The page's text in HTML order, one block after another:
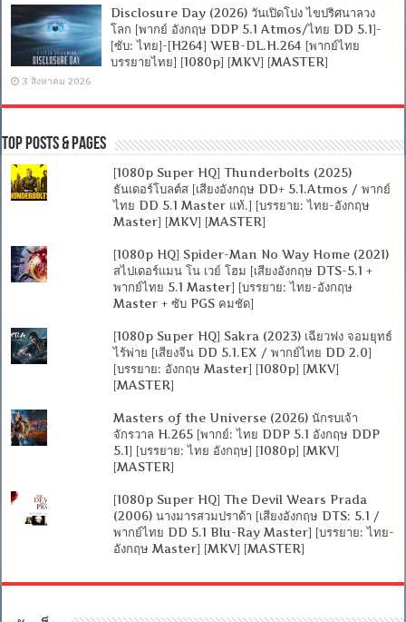
Disclosure Day (2026) วันเปิดโปง ไขปริศนาลวง
โลก [พากย์ อังกฤษ DDP 5.1 Atmos/ไทย DD 5.1]-
[ซับ: ไทย]-[H264] WEB-DL.H.264 [พากย์ไทย
บรรยายไทย] [1080p] [MKV] [MASTER]
3 สิงหาคม 2026
Top Posts & Pages
[1080p Super HQ] Thunderbolts (2025)
ธันเดอร์โบลต์ส [เสียงอังกฤษ DD+ 5.1.Atmos / พากย์
ไทย DD 5.1 Master แท้.] [บรรยาย: ไทย-อังกฤษ
Master] [MKV] [MASTER]
[1080p HQ] Spider-Man No Way Home (2021)
สไปเดอร์แมน โน เวย์ โฮม [เสียงอังกฤษ DTS-5.1 +
พากย์ไทย 5.1 Master] [บรรยาย: ไทย-อังกฤษ
Master + ซับ PGS คมชัด]
[1080p Super HQ] Sakra (2023) เฉียวฟง จอมยุทธ์
ไร้พ่าย [เสียงจีน DD 5.1.EX / พากย์ไทย DD 2.0]
[บรรยาย: อังกฤษ Master] [1080p] [MKV]
[MASTER]
Masters of the Universe (2026) นักรบเจ้า
จักรวาล H.265 [พากย์: ไทย DDP 5.1 อังกฤษ DDP
5.1] [บรรยาย: ไทย อังกฤษ] [1080p] [MKV]
[MASTER]
[1080p Super HQ] The Devil Wears Prada
(2006) นางมารสวมปราด้า [เสียงอังกฤษ DTS: 5.1 /
พากย์ไทย DD 5.1 Blu-Ray Master] [บรรยาย: ไทย-
อังกฤษ Master] [MKV] [MASTER]